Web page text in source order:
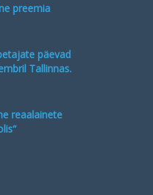
preemia
päevad
Tallinnas.
reaalainete